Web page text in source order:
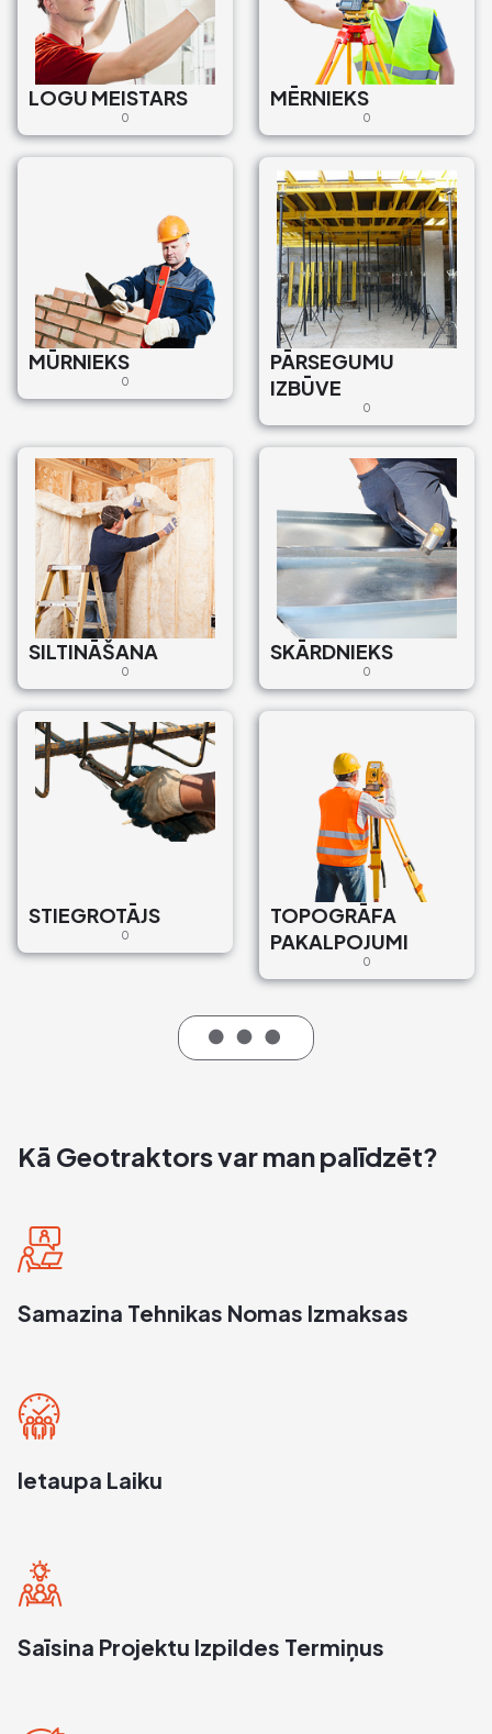
LOGU MEISTARS
0
MĒRNIEKS
0
MŪRNIEKS
0
PĀRSEGUMU
IZBŪVE
0
SILTINĀŠANA
0
SKĀRDNIEKS
0
STIEGROTĀJS
0
TOPOGRĀFA
PAKALPOJUMI
0
Kā Geotraktors var man palīdzēt?
Samazina Tehnikas Nomas Izmaksas
Ietaupa Laiku
Saīsina Projektu Izpildes Termiņus